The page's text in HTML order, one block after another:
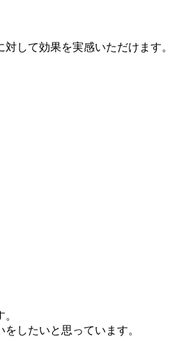
して効果を実感いただけます。
したいと思っています。